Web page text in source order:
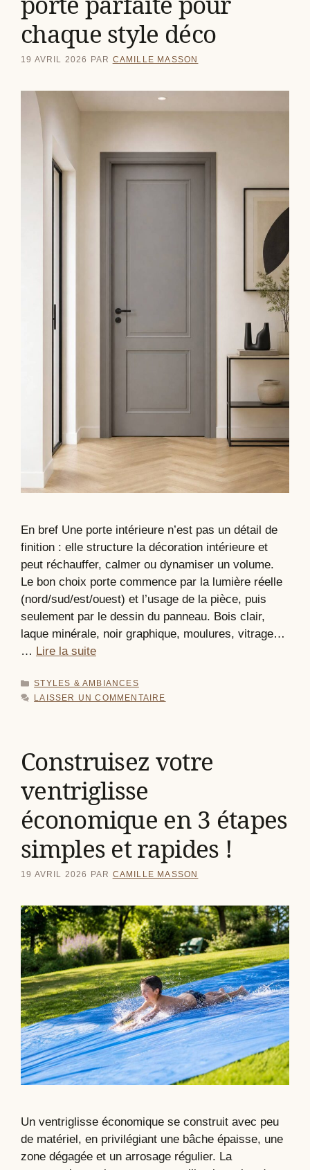
chaque style déco
19 AVRIL 2026 PAR CAMILLE MASSON
En bref Une porte intérieure n’est pas un détail de
finition : elle structure la décoration intérieure et
peut réchauffer, calmer ou dynamiser un volume.
Le bon choix porte commence par la lumière réelle
(nord/sud/est/ouest) et l’usage de la pièce, puis
seulement par le dessin du panneau. Bois clair,
laque minérale, noir graphique, moulures, vitrage…
… Lire la suite
CATÉGORIES
STYLES & AMBIANCES
LAISSER UN COMMENTAIRE
Construisez votre
ventriglisse
économique en 3 étapes
simples et rapides !
19 AVRIL 2026 PAR CAMILLE MASSON
Un ventriglisse économique se construit avec peu
de matériel, en privilégiant une bâche épaisse, une
zone dégagée et un arrosage régulier. La